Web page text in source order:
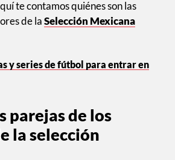
te contamos quiénes son las
de laSelección Mexicana
y series de fútbol para entrar en
parejas de los
la selección